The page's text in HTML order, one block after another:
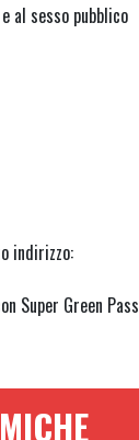
al sesso pubblico
indirizzo:
Super Green Pass